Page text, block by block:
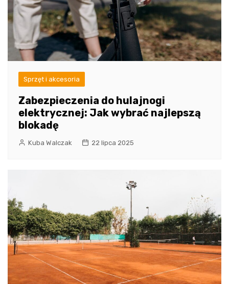
Sprzęt i akcesoria
Zabezpieczenia do hulajnogi
elektrycznej: Jak wybrać najlepszą
blokadę
Kuba Walczak 22 lipca 2025